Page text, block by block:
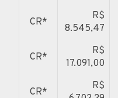
CR*
R$
8.545,47
CR*
R$
17.091,00
CR*
R$